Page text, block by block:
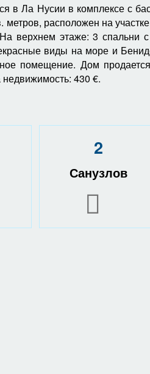
в Ла Нусии в комплексе с
расположен на
На верхнем этаже: 3
виды на море и
помещение. Дом
недвижимость: 430 €.
2
Санузлов